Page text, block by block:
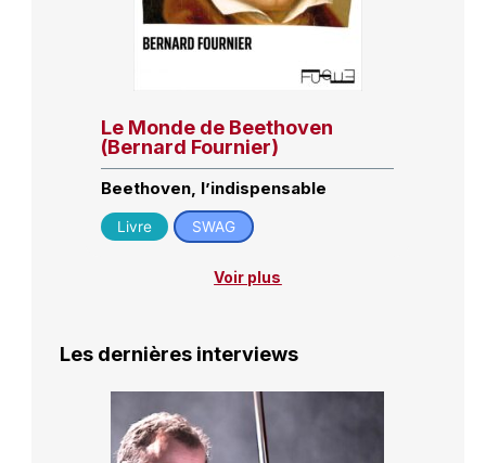
Le Monde de Beethoven
(Bernard Fournier)
Beethoven, l’indispensable
Livre SWAG
Voir plus
Les dernières interviews